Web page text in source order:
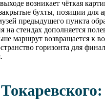
возникает чёткая
бухты, позиции для
предыдущего пункта
на стендах дополняется
маршрут возвращается к
горизонта для